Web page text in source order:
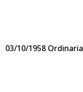
03/10/1958 Ordinaria